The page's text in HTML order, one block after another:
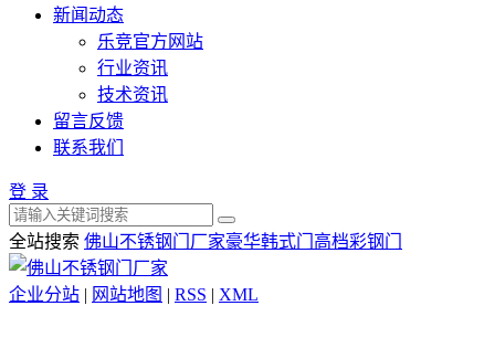
新闻动态
乐竞官方网站
行业资讯
技术资讯
留言反馈
联系我们
登 录
全站搜索 佛山不锈钢门厂家豪华韩式门 高档彩钢门
企业分站 | 网站地图 | RSS | XML